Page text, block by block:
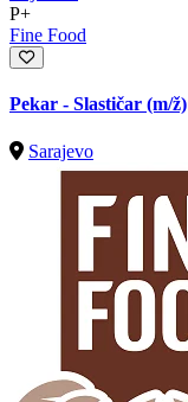
P+
Fine Food
Pekar - Slastičar (m/ž)
Sarajevo